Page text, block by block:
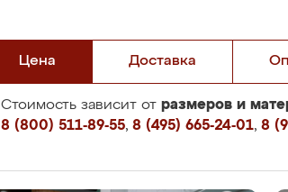
Цена Доставка
Стоимость зависит от размеров и
8 (800) 511-89-55, 8 (495) 665-24-01, 8